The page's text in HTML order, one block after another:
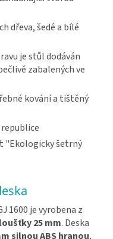
dřeva, šedé a bílé
je stůl dodáván
zabalených ve
kování a tištěný
"Ekologicky šetrný
1600 je vyrobena z
25 mm. Deska
silnou ABS hranou,